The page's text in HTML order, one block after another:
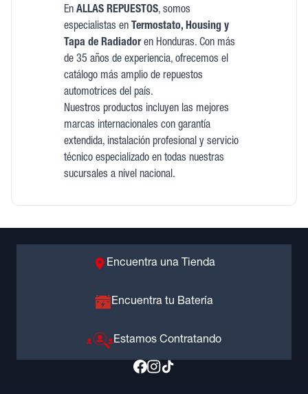
En ALLAS REPUESTOS, somos
especialistas en Termostato, Housing y
Tapa de Radiadoren Honduras. Con más
de 35 años de experiencia, ofrecemos el
catálogo más amplio de repuestos
automotrices del país.
Nuestros productos incluyen las mejores
marcas internacionales con garantía
extendida, instalación profesional y servicio
técnico especializado en todas nuestras
sucursales a nivel nacional.
Encuentra una Tienda
Encuentra tu Batería
Estamos Contratando